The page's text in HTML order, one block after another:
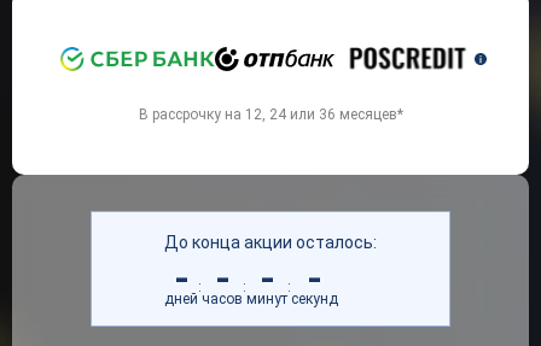
В рассрочку на 12, 24 или 36 месяцев*
До конца акции осталось:
-
дней
: -
часов
: -
минут
: -
секунд